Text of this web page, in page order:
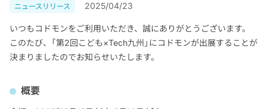
ニュースリリース 2025/04/23
いつもコドモンをご利用いただき、誠にありがとうございます。
このたび、「第2回こども×Tech九州」にコドモンが出展することが
決まりましたのでお知らせいたします。
概要